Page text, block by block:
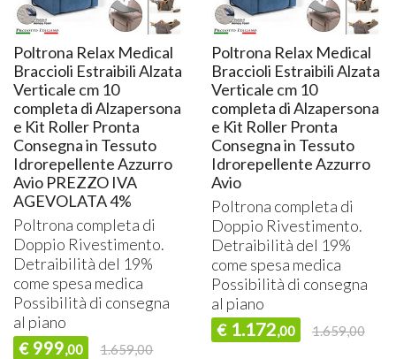
Poltrona Relax Medical
Braccioli Estraibili Alzata
Verticale cm 10
completa di Alzapersona
e Kit Roller Pronta
Consegna in Tessuto
Idrorepellente Azzurro
Avio PREZZO IVA
AGEVOLATA 4%
Poltrona completa di
Doppio Rivestimento.
Detraibilità del 19%
come spesa medica
Possibilità di consegna
al piano
€ 999,00 1.659,00
Poltrona Relax Medical
Braccioli Estraibili Alzata
Verticale cm 10
completa di Alzapersona
e Kit Roller Pronta
Consegna in Tessuto
Idrorepellente Azzurro
Avio
Poltrona completa di
Doppio Rivestimento.
Detraibilità del 19%
come spesa medica
Possibilità di consegna
al piano
€ 1.172,00 1.659,00